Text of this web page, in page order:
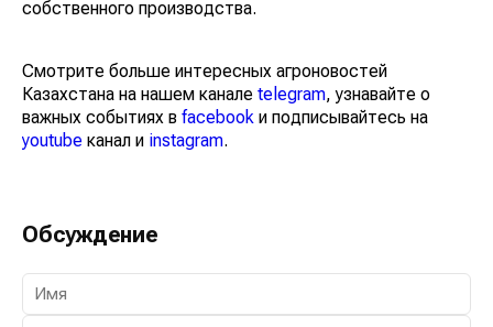
собственного производства.
Смотрите больше интересных агроновостей
Казахстана на нашем канале telegram, узнавайте о
важных событиях в facebook и подписывайтесь на
youtube канал и instagram.
Обсуждение